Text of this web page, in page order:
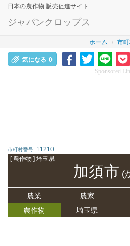
日本の農作物 販売促進サイト
ジャパンクロップス
ホーム 市
気になる 0
Sponsored
市町村番号: 11210
[ 農作物 ] 埼玉県
加須市 (
農業 農家
農作物
埼玉県